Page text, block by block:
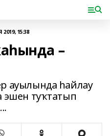
15:38
–
ауылында һайлау
эшен туҡтатып